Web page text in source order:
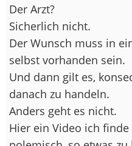
Der Arzt?
Sicherlich nicht.
Der Wunsch muss in
selbst vorhanden sein.
Und dann gilt es,
danach zu handeln.
Anders geht es nicht.
Hier ein Video ich